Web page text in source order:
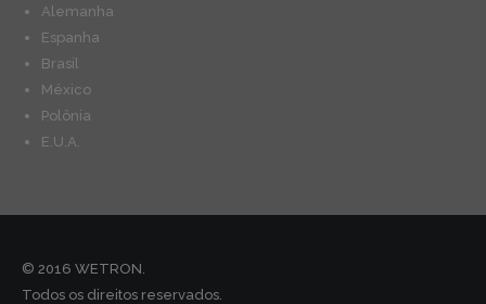
Alemanha
Espanha
Brasil
México
Polônia
E.U.A.
© 2016 WETRON.
Todos os direitos reservados.